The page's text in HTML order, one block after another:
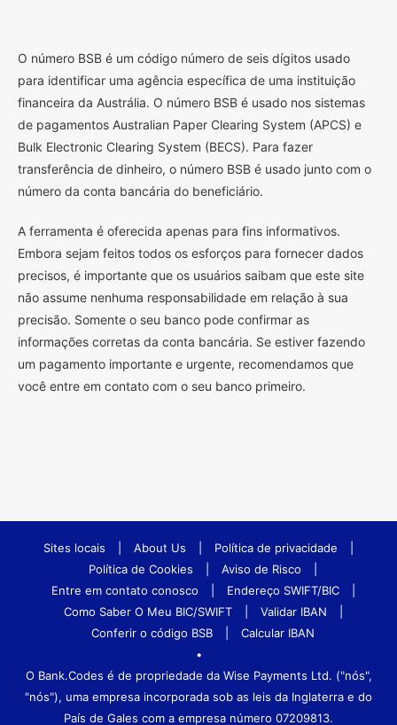
O número BSB é um código número de seis dígitos usado
para identificar uma agência específica de uma instituição
financeira da Austrália. O número BSB é usado nos sistemas
de pagamentos Australian Paper Clearing System (APCS) e
Bulk Electronic Clearing System (BECS). Para fazer
transferência de dinheiro, o número BSB é usado junto com o
número da conta bancária do beneficiário.
A ferramenta é oferecida apenas para fins informativos.
Embora sejam feitos todos os esforços para fornecer dados
precisos, é importante que os usuários saibam que este site
não assume nenhuma responsabilidade em relação à sua
precisão. Somente o seu banco pode confirmar as
informações corretas da conta bancária. Se estiver fazendo
um pagamento importante e urgente, recomendamos que
você entre em contato com o seu banco primeiro.
Sites locais About Us Política de privacidade
Política de Cookies
Aviso de Risco
Entre em contato conosco
Endereço SWIFT/BIC
Como Saber O Meu BIC/SWIFT
Validar IBAN
Conferir o código BSB
Calcular IBAN
•
O Bank.Codes é de propriedade da Wise Payments Ltd. ("nós",
"nós"), uma empresa incorporada sob as leis da Inglaterra e do
País de Gales com a empresa número 07209813.